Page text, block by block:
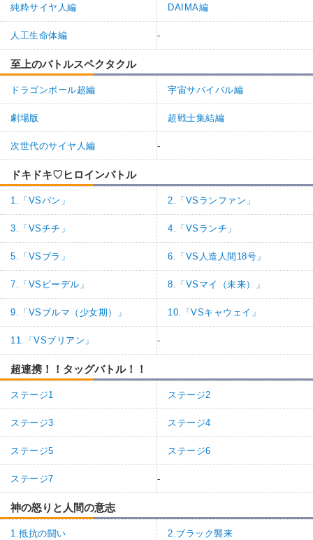
純粋サイヤ人編 DAIMA編
人工生命体編 -
至上のバトルスペクタクル
ドラゴンボール超編 宇宙サバイバル編
劇場版 超戦士集結編
次世代のサイヤ人編 -
ドキドキ♡ヒロインバトル
1.「VSパン」 2.「VSランファン」
3.「VSチチ」 4.「VSランチ」
5.「VSブラ」 6.「VS人造人間18号」
7.「VSビーデル」 8.「VSマイ（未来）」
9.「VSブルマ（少女期）」 10.「VSキャウェイ」
11.「VSブリアン」 -
超連携！！タッグバトル！！
ステージ1 ステージ2
ステージ3 ステージ4
ステージ5 ステージ6
ステージ7 -
神の怒りと人間の意志
1.抵抗の闘い 2.ブラック襲来